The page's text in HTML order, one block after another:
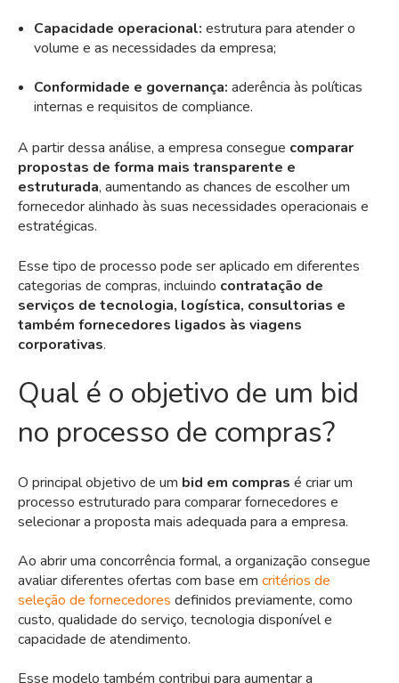
Capacidade operacional: estrutura para atender o
volume e as necessidades da empresa;
Conformidade e governança: aderência às políticas
internas e requisitos de compliance.
A partir dessa análise, a empresa consegue comparar
propostas de forma mais transparente e
estruturada, aumentando as chances de escolher um
fornecedor alinhado às suas necessidades operacionais e
estratégicas.
Esse tipo de processo pode ser aplicado em diferentes
categorias de compras, incluindo contratação de
serviços de tecnologia, logística, consultorias e
também fornecedores ligados às viagens
corporativas.
Qual é o objetivo de um bid
no processo de compras?
O principal objetivo de um bid em compras é criar um
processo estruturado para comparar fornecedores e
selecionar a proposta mais adequada para a empresa.
Ao abrir uma concorrência formal, a organização consegue
avaliar diferentes ofertas com base em critérios de
seleção de fornecedores definidos previamente, como
custo, qualidade do serviço, tecnologia disponível e
capacidade de atendimento.
Esse modelo também contribui para aumentar a